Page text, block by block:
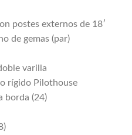
postes externos de 18′
de gemas (par)
varilla
rígido Pilothouse
borda (24)